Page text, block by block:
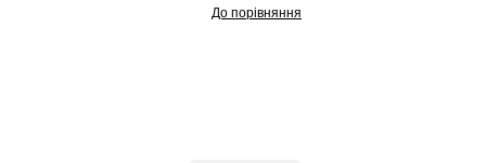
До порівняння